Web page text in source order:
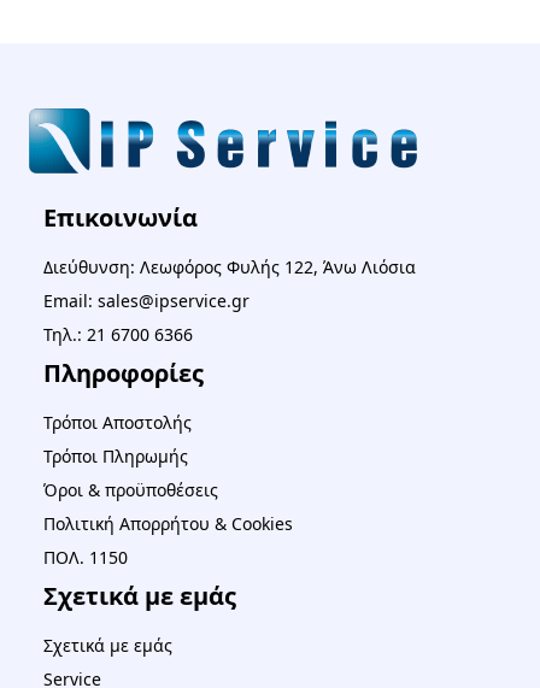
Επικοινωνία
Διεύθυνση: Λεωφόρος Φυλής 122, Άνω Λιόσια
Email: sales@ipservice.gr
Τηλ.: 21 6700 6366
Πληροφορίες
Τρόποι Αποστολής
Τρόποι Πληρωμής
Όροι & προϋποθέσεις
Πολιτική Απορρήτου & Cookies
ΠΟΛ. 1150
Σχετικά με εμάς
Σχετικά με εμάς
Service